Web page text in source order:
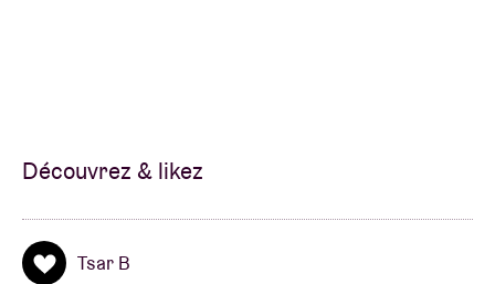
Découvrez & likez
Tsar B